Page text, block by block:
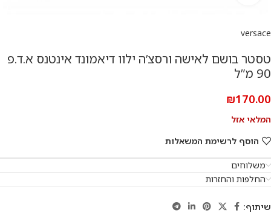
versace
טסטר בושם לאישה ורסצ’ה ילוו דיאמונד אינטנס א.ד.פ
90 מ”ל
₪170.00
המלאי אזל
הוסף לרשימת המשאלות
משלוחים
החלפות והחזרות
שיתוף: